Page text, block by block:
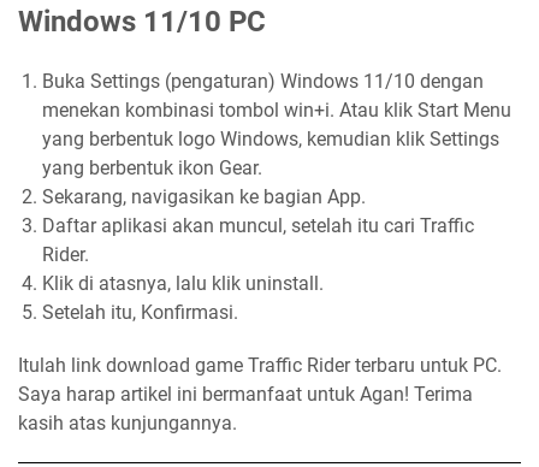
Windows 11/10 PC
Buka Settings (pengaturan) Windows 11/10 dengan
menekan kombinasi tombol win+i. Atau klik Start Menu
yang berbentuk logo Windows, kemudian klik Settings
yang berbentuk ikon Gear.
Sekarang, navigasikan ke bagian App.
Daftar aplikasi akan muncul, setelah itu cari Traffic
Rider.
Klik di atasnya, lalu klik uninstall.
Setelah itu, Konfirmasi.
Itulah link download game Traffic Rider terbaru untuk PC.
Saya harap artikel ini bermanfaat untuk Agan! Terima
kasih atas kunjungannya.